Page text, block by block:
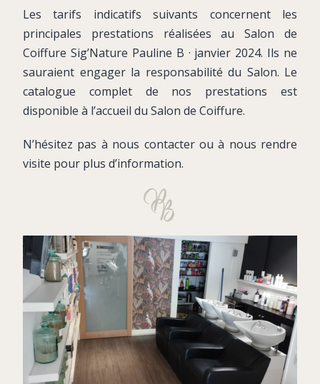
Les tarifs indicatifs suivants concernent les
principales prestations réalisées au Salon de
Coiffure Sig’Nature Pauline B · janvier 2024. Ils ne
sauraient engager la responsabilité du Salon. Le
catalogue complet de nos prestations est
disponible à l’accueil du Salon de Coiffure.
N’hésitez pas à nous contacter ou à nous rendre
visite pour plus d’information.